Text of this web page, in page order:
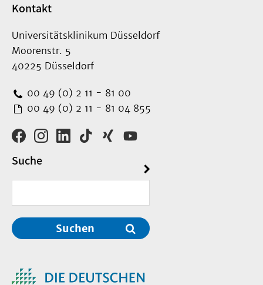
Kontakt
Universitätsklinikum Düsseldorf
Moorenstr. 5
40225 Düsseldorf
00 49 (0) 2 11 - 81 00
00 49 (0) 2 11 - 81 04 855
Suche
Suchen